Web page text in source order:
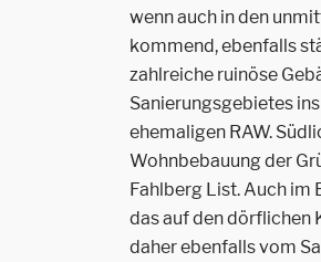
wenn auch in den
kommend, ebenfalls
zahlreiche ruinöse
Sanierungsgebietes
ehemaligen RAW.
Wohnbebauung der
Fahlberg List. Auch im
das auf den dörflichen
daher ebenfalls vom